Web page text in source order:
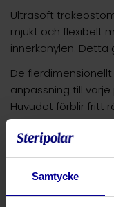
Samtycke
Ultrasoft
mjukt och flexibelt
innerkanylen.
De
anpassning till
Huvudet förblir fritt
luftstrupen.
Varianterna med
idealiskt till